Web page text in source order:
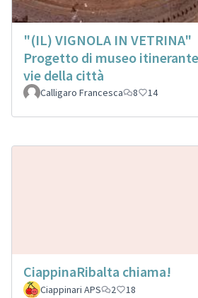
"(IL) VIGNOLA IN VETRINA"
Progetto di museo
vie della città
Calligaro Francesca 8 14
CiappinaRibalta chiama!
Ciappinari APS
2 18